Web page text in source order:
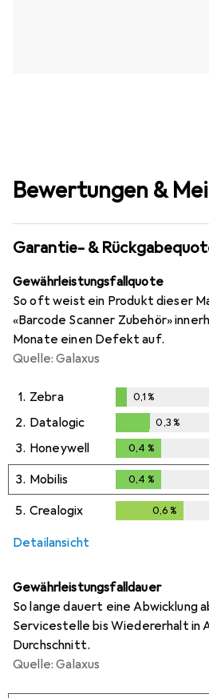
Bewertungen &
Garantie- &
Gewährleistungsfallquote
So oft weist ein Produkt dieser
«Barcode Scanner Zubehör»
Monate einen Defekt auf.
Quelle: Galaxus
1. Zebra
%
0,1%
2. Datalogic
0,3%
0,3%
3. Honeywell 0,4 %
3. Mobilis 0,4 %
5. Crealogix 0,6 %
Detailansicht
Gewährleistungsfalldauer
So lange dauert eine Abwicklung
Servicestelle bis Wiedererhalt in
Durchschnitt.
Quelle: Galaxus